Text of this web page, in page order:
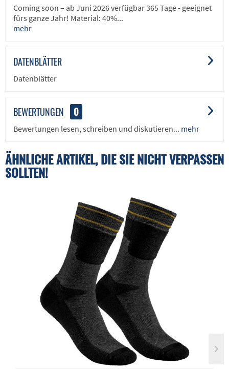
Coming soon – ab Juni 2026 verfügbar 365 Tage - geeignet
fürs ganze Jahr! Material: 40%...
mehr
DATENBLÄTTER
Datenblätter
BEWERTUNGEN 0
Bewertungen lesen, schreiben und diskutieren... mehr
ÄHNLICHE ARTIKEL, DIE SIE NICHT VERPASSEN
SOLLTEN!